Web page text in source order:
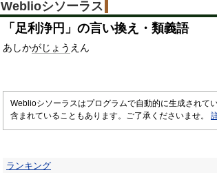
Weblioシソーラス
「 足利浄円 」の言い換え・類義語
あしかがじょう えん
Weblioシソーラスはプログラムで自動的に生成されて
含まれていることもあります。ご了承くださいませ。
ランキング